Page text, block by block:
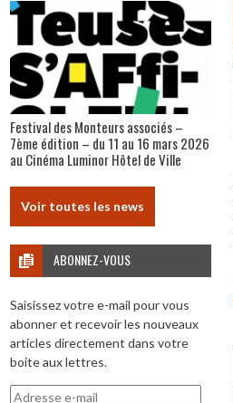
Festival des Monteurs associés –
7ème édition – du 11 au 16 mars 2026
au Cinéma Luminor Hôtel de Ville
Voir toutes les news
ABONNEZ-VOUS
Saisissez votre e-mail pour vous
abonner et recevoir les nouveaux
articles directement dans votre
boite aux lettres.
Adresse